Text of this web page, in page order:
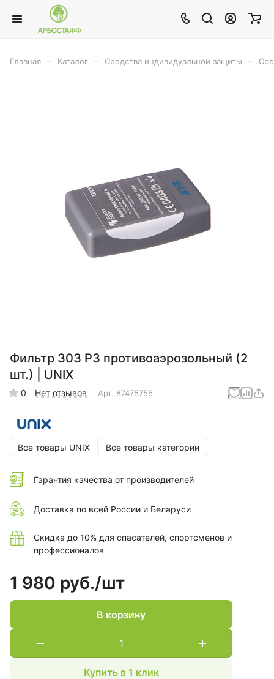
Главная Каталог Средства индивидуальной защиты
Фильтр 303 Р3 противоаэрозольный (2
шт.) | UNIX
0 Нет отзывов Арт. 87475756
Все товары UNIX Все товары категории
Гарантия качества от производителей
Доставка по всей России и Беларуси
Скидка до 10% для спасателей, спортсменов и
профессионалов
1 980 руб./шт
В корзину
Купить в 1 клик